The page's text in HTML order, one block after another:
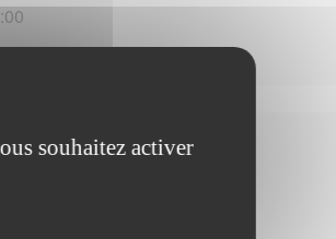
:
souhaitez activer